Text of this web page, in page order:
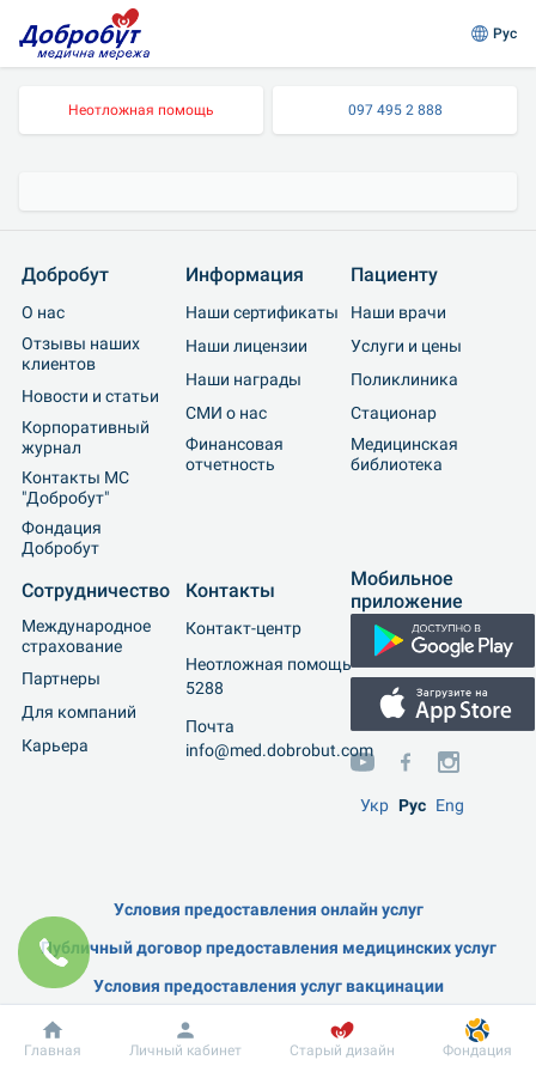
Рус
Неотложная помощь 097 495 2 888
Добробут
О нас
Отзывы наших
клиентов
Новости и статьи
Корпоративный
журнал
Контакты МС
"Добробут"
Фондация
Добробут
Информация
Наши сертификаты
Наши лицензии
Наши награды
СМИ о нас
Финансовая
отчетность
Пациенту
Наши врачи
Услуги и цены
Поликлиника
Cтационар
Медицинская
библиотека
Сотрудничество
Международное
страхование
Партнеры
Для компаний
Карьера
Контакты
Контакт-центр
Неотложная помощь
5288
Почта
info@med.dobrobut.com
Мобильное
приложение
Укр Рус Eng
Условия предоставления онлайн услуг
Публичный договор предоставления медицинских услуг
Условия предоставления услуг вакцинации
Положение о порядке обработки персональных данных
Пользовательское соглашение
Главная Личный кабинет Старый дизайн Фондация